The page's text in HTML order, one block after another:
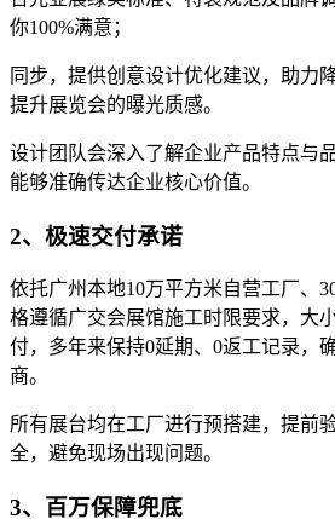
你100%满意；
同步，提供创意设计优化建议，助力
提升展览会的曝光质感。
设计团队会深入了解企业产品特点与
能够准确传达企业核心价值。
2、极速交付承诺
依托广州本地10万平方米自营工厂、
格遵循广交会展馆施工时限要求，大
付，多年来保持0延期、0返工记录，
商。
所有展台均在工厂进行预搭建，提前
全，避免现场出现问题。
3、百万保障兜底